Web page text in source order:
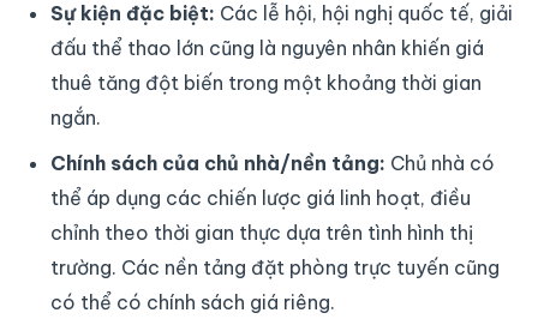
Sự kiện đặc biệt: Các lễ hội, hội nghị quốc tế, giải
đấu thể thao lớn cũng là nguyên nhân khiến giá
thuê tăng đột biến trong một khoảng thời gian
ngắn.
Chính sách của chủ nhà/nền tảng: Chủ nhà có
thể áp dụng các chiến lược giá linh hoạt, điều
chỉnh theo thời gian thực dựa trên tình hình thị
trường. Các nền tảng đặt phòng trực tuyến cũng
có thể có chính sách giá riêng.